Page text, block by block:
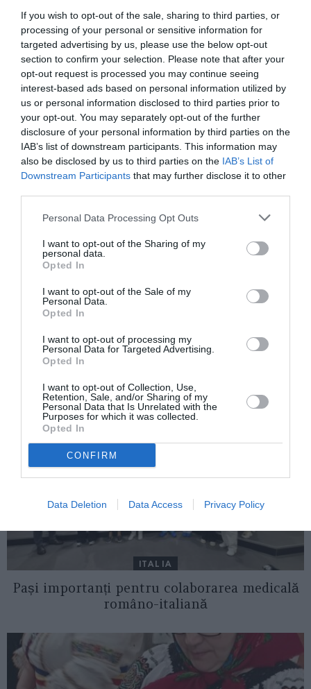
If you wish to opt-out of the sale, sharing to third parties, or
processing of your personal or sensitive information for
targeted advertising by us, please use the below opt-out
section to confirm your selection. Please note that after your
opt-out request is processed you may continue seeing
interest-based ads based on personal information utilized by
us or personal information disclosed to third parties prior to
your opt-out. You may separately opt-out of the further
disclosure of your personal information by third parties on the
IAB’s list of downstream participants. This information may
also be disclosed by us to third parties on the IAB’s List of
Downstream Participants that may further disclose it to other
Personal Data Processing Opt Outs
I want to opt-out of the Sharing of my
personal data.
Opted In
I want to opt-out of the Sale of my
Personal Data.
Opted In
I want to opt-out of processing my
Personal Data for Targeted Advertising.
Opted In
I want to opt-out of Collection, Use,
Retention, Sale, and/or Sharing of my
Personal Data that Is Unrelated with the
Purposes for which it was collected.
Opted In
CONFIRM
Data Deletion Data Access Privacy Policy
Înscrie-te pe pagina noastră de Facebook:GAZETA
ROMÂNEASCĂ
https://ziarulromanesc.at/traficul-la-frontiera-cu-
ungaria-a-scazut-la-jumatate-restrictiile-de-
calatorie-au-micsorat-volumul-de-tranzit-catre-
multe-tari-din-europa/
ROMANI IN ITALIA STIRI ITALIA
Articolul anterior
Marche, bătrânul de 89 de ani a intrat
încercat să o violeze în toiul nopții
Următorul articol
În urma restricțiilor pentru români, Blue
Air ANULEAZĂ 64 de zboruri România –
Italia și România – Cipru
AȚI PUTEA DORI DE
ASEMENEA
ITALIA
Pași importanți pentru colaborarea medicală
româno-italiană